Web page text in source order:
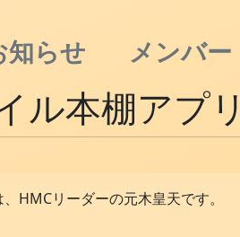
知らせ メンバー
ル本棚アプ
HMCリーダーの元木皇天です。